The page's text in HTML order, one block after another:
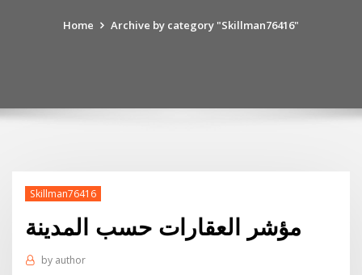
Home Archive by category "Skillman76416"
Skillman76416
مؤشر العقارات حسب المدينة
by author